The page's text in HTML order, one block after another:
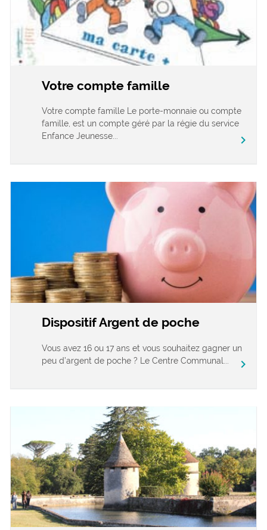
Votre compte famille
Votre compte famille Le porte-monnaie ou compte
famille, est un compte géré par la régie du service
Enfance Jeunesse...
chevron_right
Dispositif Argent de poche
Vous avez 16 ou 17 ans et vous souhaitez gagner un
peu d’argent de poche ? Le Centre Communal...
chevron_right